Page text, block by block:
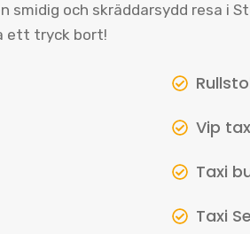
smidig och skräddarsydd resa i
ett tryck bort!
Vip
Taxi
Taxi